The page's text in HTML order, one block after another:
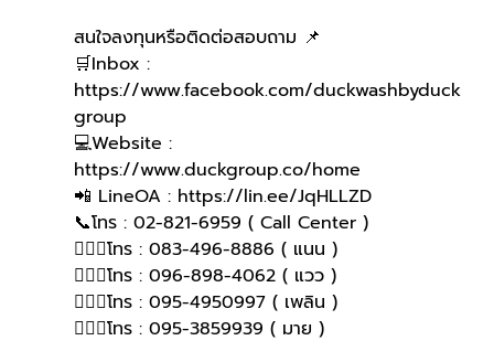
สนใจลงทุนหรือติดต่อสอบถาม 📌
🛒Inbox :
https://www.facebook.com/duckwashbyduck
group
💻Website :
https://www.duckgroup.co/home
📲 LineOA : https://lin.ee/JqHLLZD
📞โทร : 02-821-6959 ( Call Center )
🙋🏻‍♀️โทร : 083-496-8886 ( แนน )
🙋🏻‍♀โทร : 096-898-4062 ( แวว )
🙋🏻‍♀โทร : 095-4950997 ( เพลิน )
🙋🏻‍♀️โทร : 095-3859939 ( มาย )